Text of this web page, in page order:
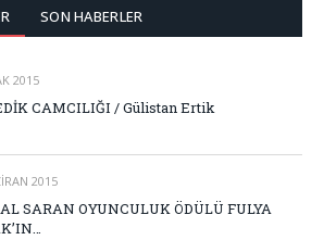
SON HABERLER
2015
CAMCILIĞI / Gülistan Ertik
2015
SARAN OYUNCULUK ÖDÜLÜ FULYA